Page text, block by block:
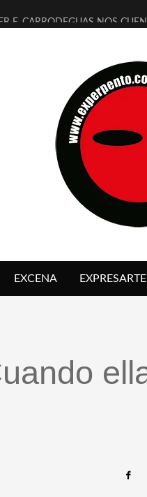
F. CARRODEGUAS NOS
JONDA] DE JUAN
4, LA ESCUELA DEL
(NO ES NADA) DE LA
JUDÍAS EN #EXVITA
REINVENTAN
FLASH PRESENTA EN
BARDAGÍ EN EXVITA
EXCENA EXPRESARTE